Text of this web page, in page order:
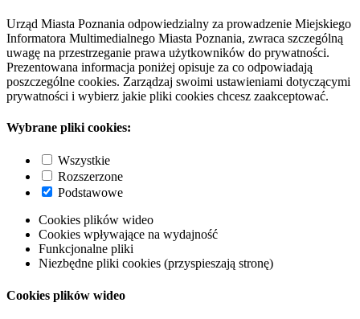
Urząd Miasta Poznania odpowiedzialny za prowadzenie Miejskiego
Informatora Multimedialnego Miasta Poznania, zwraca szczególną
uwagę na przestrzeganie prawa użytkowników do prywatności.
Prezentowana informacja poniżej opisuje za co odpowiadają
poszczególne cookies. Zarządzaj swoimi ustawieniami dotyczącymi
prywatności i wybierz jakie pliki cookies chcesz zaakceptować.
Wybrane pliki cookies:
Wszystkie
Rozszerzone
Podstawowe
Cookies plików wideo
Cookies wpływające na wydajność
Funkcjonalne pliki
Niezbędne pliki cookies (przyspieszają stronę)
Cookies plików wideo